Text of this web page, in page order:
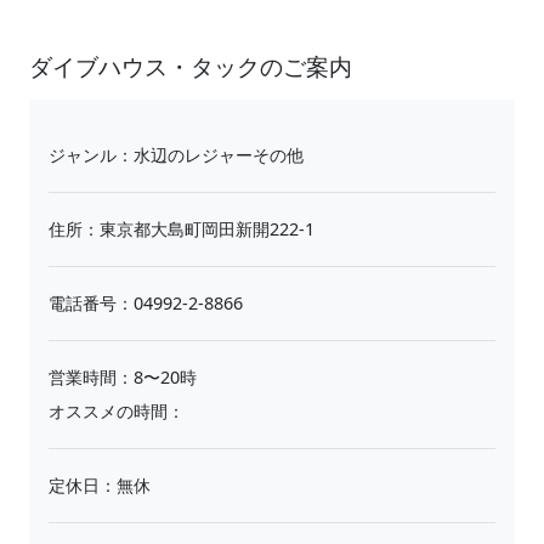
ダイブハウス・タックのご案内
ジャンル：水辺のレジャーその他
住所：東京都大島町岡田新開222-1
電話番号：04992-2-8866
営業時間：8〜20時
オススメの時間：
定休日：無休